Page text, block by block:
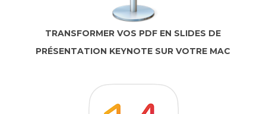
TRANSFORMER VOS PDF EN SLIDES DE
PRÉSENTATION KEYNOTE SUR VOTRE MAC